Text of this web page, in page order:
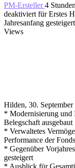
PM-Ersteller4
deaktiviert für Erstes
Jahresanfang
Views
Hilden, 30.
* Modernisierung und
Belegschaft ausgebaut
* Verwaltetes
Performance der
* Gegenüber
gesteigert
* Ausblick für